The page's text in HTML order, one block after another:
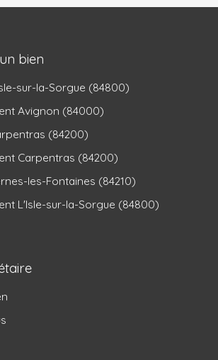
bien
sur-la-Sorgue (84800)
Avignon (84000)
(84200)
Carpentras (84200)
les-Fontaines (84210)
L'Isle-sur-la-Sorgue (84800)